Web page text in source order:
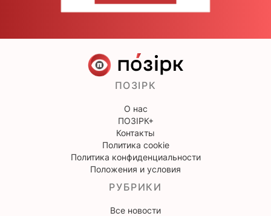
ПОЗІРК
О нас
ПОЗІРК+
Контакты
Политика cookie
Политика конфиденциальности
Положения и условия
РУБРИКИ
Все новости